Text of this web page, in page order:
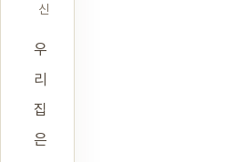
신
우
리
집
은